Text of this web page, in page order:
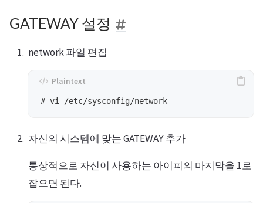
GATEWAY 설정
network 파일 편집
자신의 시스템에 맞는 GATEWAY 추가
통상적으로 자신이 사용하는 아이피의 마지막을 1로
잡으면 된다.